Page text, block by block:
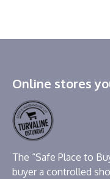
Online stores
The “Safe Place to
buyer a controlled